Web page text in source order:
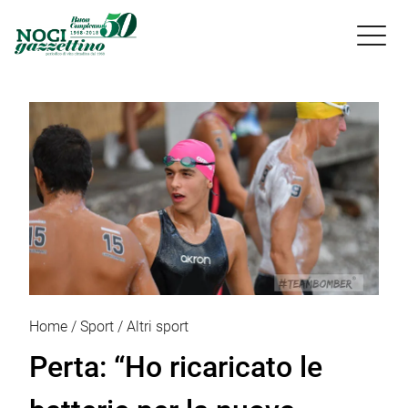

Home Sport Altri sport
Perta: “Ho ricaricato le